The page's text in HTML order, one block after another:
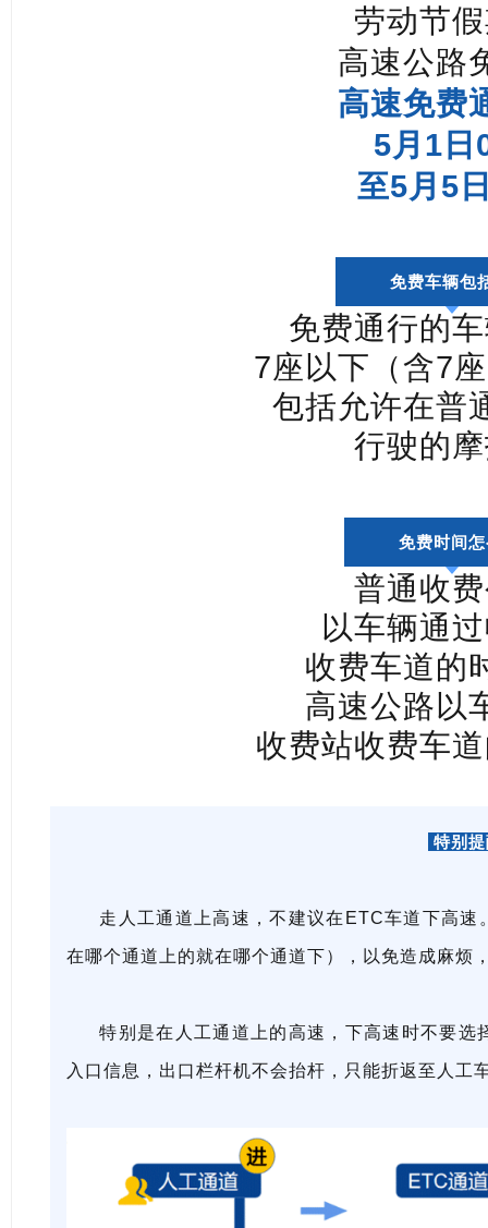
劳动节
高速公路
高速免费
5月1日
至5月5
免费车辆包
免费通行的
7座以下（含7
包括允许在普
行驶的
免费时间
普通收
以车辆通
收费车道的
高速公路以
收费站收费车
特别
走人工通道上高速，不建议在ETC车道下高
在哪个通道上的就在哪个通道下），以免造成麻烦
特别是在人工通道上的高速，下高速时不要
入口信息，出口栏杆机不会抬杆，只能折返至人工